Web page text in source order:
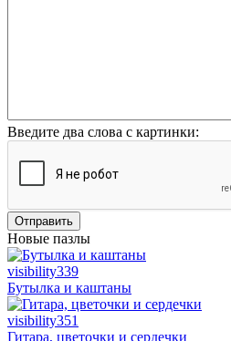
Введите два слова с картинки:
Отправить
Новые пазлы
visibility339
Бутылка и каштаны
visibility351
Гитара, цветочки и сердечки